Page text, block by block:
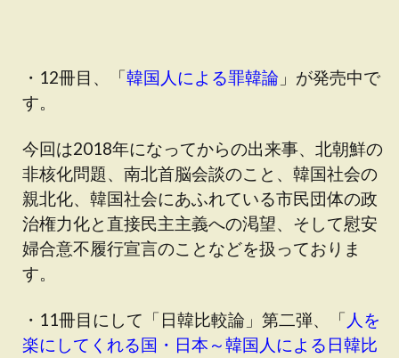
・12冊目、「韓国人による罪韓論 」が発売中で
す。
今回は2018年になってからの出来事、北朝鮮の
非核化問題、南北首脳会談のこと、韓国社会の
親北化、韓国社会にあふれている市民団体の政
治権力化と直接民主主義への渇望、そして慰安
婦合意不履行宣言のことなどを扱っておりま
す。
・11冊目にして「日韓比較論」第二弾、「 人を
楽にしてくれる国・日本～韓国人による日韓比